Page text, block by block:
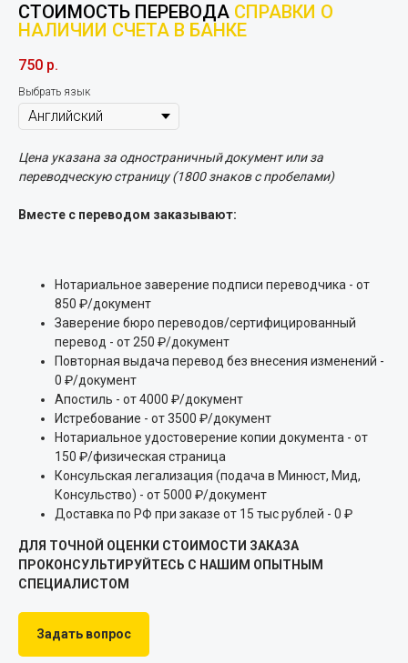
СТОИМОСТЬ ПЕРЕВОДА СПРАВКИ О
НАЛИЧИИ СЧЕТА В БАНКЕ
750 р.
Выбрать язык
Цена указана за одностраничный документ или за
переводческую страницу (1800 знаков с пробелами)
Вместе с переводом заказывают:
Нотариальное заверение подписи переводчика - от
850 ₽/документ
Заверение бюро переводов/сертифицированный
перевод - от 250 ₽/документ
Повторная выдача перевод без внесения изменений -
0 ₽/документ
Апостиль - от 4000 ₽/документ
Истребование - от 3500 ₽/документ
Нотариальное удостоверение копии документа - от
150 ₽/физическая страница
Консульская легализация (подача в Минюст, Мид,
Консульство) - от 5000 ₽/документ
Доставка по РФ при заказе от 15 тыс рублей - 0 ₽
ДЛЯ ТОЧНОЙ ОЦЕНКИ СТОИМОСТИ ЗАКАЗА
ПРОКОНСУЛЬТИРУЙТЕСЬ С НАШИМ ОПЫТНЫМ
СПЕЦИАЛИСТОМ
Задать вопрос